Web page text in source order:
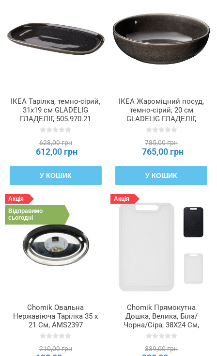
ІКЕА Тарілка, темно-сірий,
31x19 см GLADELIG
ГЛАДЕЛІГ, 505.970.21
628,00 грн
612,00 грн
У КОШИК
ІКЕА Жароміцний посуд,
темно-сірий, 20 см
GLADELIG ГЛАДЕЛІГ,
906.079.47
785,00 грн
765,00 грн
У КОШИК
Акція
Відправимо
сьогодні
Chomik Овальна
Нержавіюча Тарілка 35 x
21 См, AMS2397
210,00 грн
Акція
Chomik Прямокутна
Дошка, Велика, Біла/
Чорна/Сіра, 38X24 См,
9275, PRA3613
339,00 грн